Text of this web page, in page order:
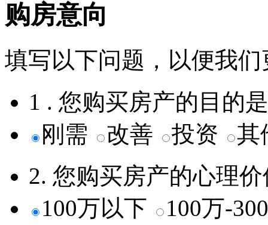
购房意向
填写以下问题，以便我
1 . 您购买房产的目的
刚需
改善 投资
其
2. 您购买房产的心理
100万以下
100万-